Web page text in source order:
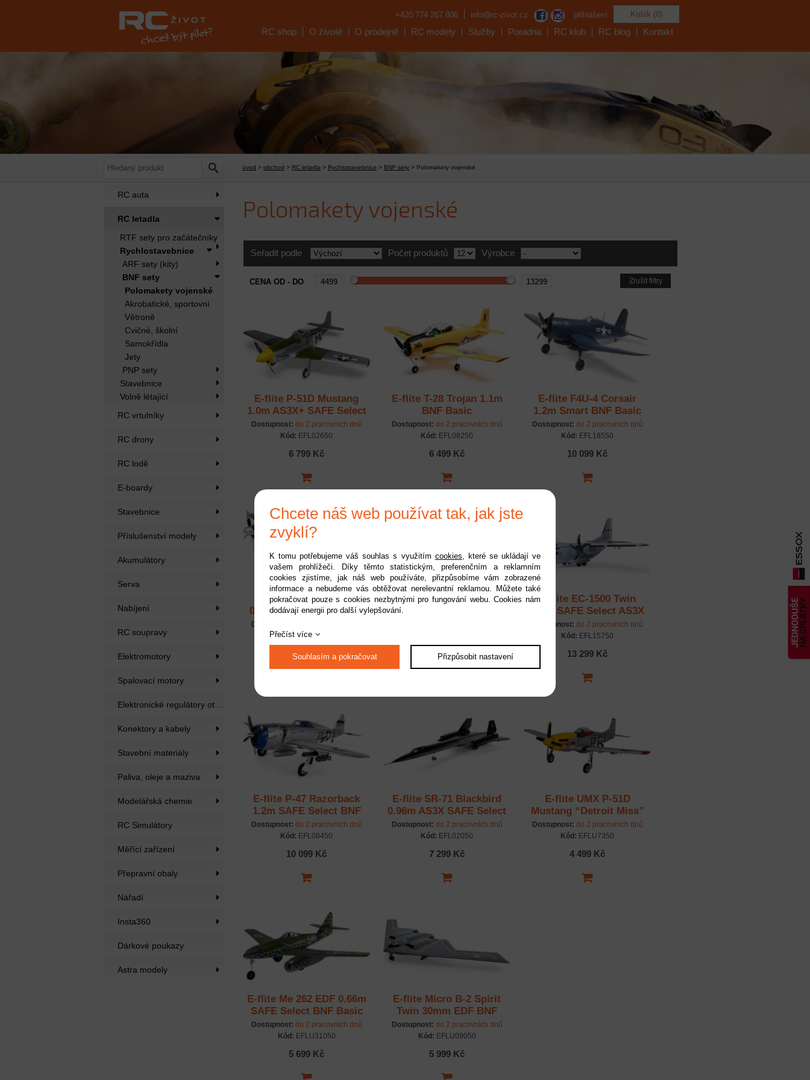
Košík (0)
přihlášení
+420 774 267 806 info@rc-zivot.cz
RC shop O životě O prodejně RC modely Služby Poradna RC klub RC blog Kontakt
úvod > obchod > RC letadla > Rychlostavebnice > BNF sety > Polomakety vojenské
RC auta
RC letadla
RTF sety pro začátečníky
Rychlostavebnice
ARF sety (kity)
BNF sety
Polomakety vojenské
Akrobatické, sportovní
Větroně
Cvičné, školní
Samokřídla
Jety
PNP sety
Stavebnice
Volně létající
RC vrtulníky
RC drony
RC lodě
E-boardy
Stavebnice
Příslušenství modely
Akumulátory
Serva
Nabíjení
RC soupravy
Elektromotory
Spalovací motory
Konektory a kabely
Stavební materiály
Paliva, oleje a maziva
Modelářská chemie
RC Simulátory
Měřící zařízení
Přepravní obaly
Nářadí
Insta360
Dárkové poukazy
Astra modely
Polomakety vojenské
Seřadit podle Počet produktů Výrobce
CENA OD - DO Zrušit filtry
E-flite P-51D Mustang
1.0m AS3X+ SAFE Select
BNF Basic
Dostupnost: do 2 pracovních dnů
Kód: EFL02650
6 799 Kč
E-flite T-28 Trojan 1.1m
BNF Basic
Dostupnost: do 2 pracovních dnů
Kód: EFL08250
6 499 Kč
E-flite F4U-4 Corsair
1.2m Smart BNF Basic
Dostupnost: do 2 pracovních dnů
Kód: EFL18550
10 099 Kč
E-flite P-51D Voodoo
0.44m SAFE Select BNF
Dostupnost:
Kód: EFLU4350
4 499 Kč
E-flite P-51D Mustang
1.2m SAFE Select BNF
10 099 Kč
E-flite EC-1500 Twin
1.5m SAFE Select AS3X
BNF Basic
Dostupnost: do 2 pracovních dnů
Kód: EFL15750
13 299 Kč
E-flite P-47 Razorback
1.2m SAFE Select BNF
Basic
Dostupnost: do 2 pracovních dnů
Kód: EFL08450
10 099 Kč
E-flite SR-71 Blackbird
0.96m AS3X SAFE Select
BNF Basic
Dostupnost: do 2 pracovních dnů
Kód: EFL02050
7 299 Kč
E-flite UMX P-51D
Mustang “Detroit Miss”
AS3X Safe Select BNF
Basic
Dostupnost: do 2 pracovních dnů
Kód: EFLU7350
4 499 Kč
E-flite Me 262 EDF 0.66m
SAFE Select BNF Basic
Dostupnost: do 2 pracovních dnů
Kód: EFLU31050
5 699 Kč
E-flite Micro B-2 Spirit
Twin 30mm EDF BNF
Basic
Dostupnost: do 2 pracovních dnů
Kód: EFLU09050
5 999 Kč
Chcete náš web používat tak, jak jste
zvyklí?
K tomu potřebujeme váš souhlas s využitím cookies, které se ukládají ve
vašem prohlížeči. Díky těmto statistickým, preferenčním a reklamním
cookies zjistíme, jak náš web používáte, přizpůsobíme vám zobrazené
informace a nebudeme vás obtěžovat nerelevantní reklamou. Můžete také
pokračovat pouze s cookies nezbytnými pro fungování webu. Cookies nám
dodávají energii pro další vylepšování.
Přečíst více
Souhlasím a pokračovat Přizpůsobit nastavení